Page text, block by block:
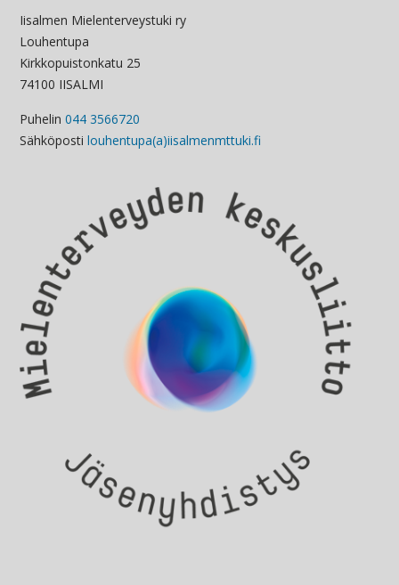
Iisalmen Mielenterveystuki ry
Louhentupa
Kirkkopuistonkatu 25
74100 IISALMI
Puhelin 044 3566720
Sähköposti louhentupa(a)iisalmenmttuki.fi